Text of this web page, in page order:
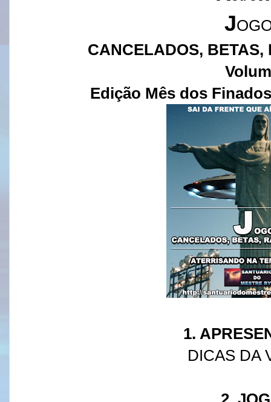
J
CANCELADOS, BETAS,
Edição Mês dos
1.
DICAS DA